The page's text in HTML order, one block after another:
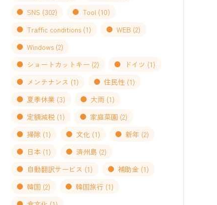
SNS (302) Tool (10)
Traffic conditions(1) WEB (2)
Windows(2)
ショートカットキー (2) ドイツ (1)
メンテナンス (1) 住民性 (1)
夏季休業 (3) 大雨(1)
定額減税(1) 家庭菜園 (2)
掃除(1) 文化(1) 新年 (2)
日本(1) 済州島 (2)
自動翻訳サービス (1) 補助金(1)
韓国 (2) 韓国旅行 (1)